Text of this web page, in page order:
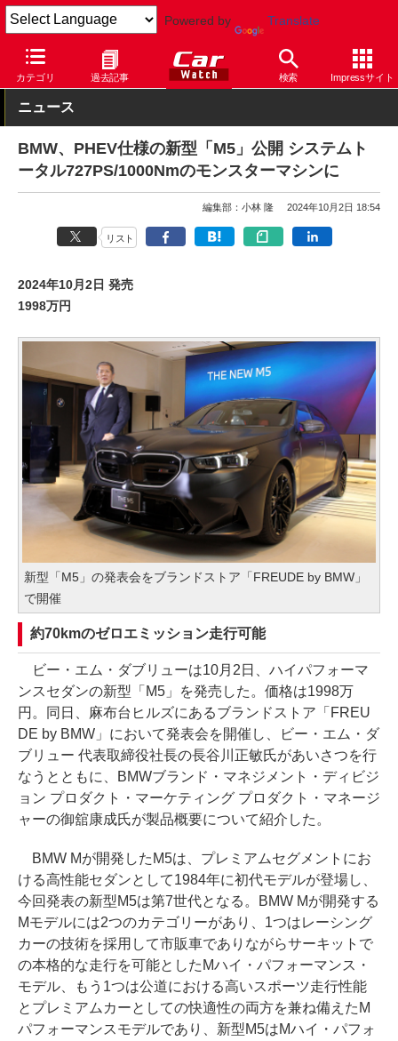
Powered by Translate
カテゴリ 過去記事 検索 Impressサイト
Car Watch 自動車 M5
ニュース
BMW、PHEV仕様の新型「M5」公開 システムト
ータル727PS/1000Nmのモンスターマシンに
編集部：小林 隆 2024年10月2日 18:54
リスト
2024年10月2日 発売
1998万円
新型「M5」の発表会をブランドストア「FREUDE by BMW」
で開催
約70kmのゼロエミッション走行可能
ビー・エム・ダブリューは10月2日、ハイパフォーマ
ンスセダンの新型「M5」を発売した。価格は1998万
円。同日、麻布台ヒルズにあるブランドストア「FREU
DE by BMW」において発表会を開催し、ビー・エム・ダ
ブリュー 代表取締役社長の長谷川正敏氏があいさつを行
なうとともに、BMWブランド・マネジメント・ディビジ
ョン プロダクト・マーケティング プロダクト・マネージ
ャーの御舘康成氏が製品概要について紹介した。
BMW Mが開発したM5は、プレミアムセグメントにお
ける高性能セダンとして1984年に初代モデルが登場し、
今回発表の新型M5は第7世代となる。BMW Mが開発する
Mモデルには2つのカテゴリーがあり、1つはレーシング
カーの技術を採用して市販車でありながらサーキットで
の本格的な走行を可能としたMハイ・パフォーマンス・
モデル、もう1つは公道における高いスポーツ走行性能
とプレミアムカーとしての快適性の両方を兼ね備えたM
パフォーマンスモデルであり、新型M5はMハイ・パフォ